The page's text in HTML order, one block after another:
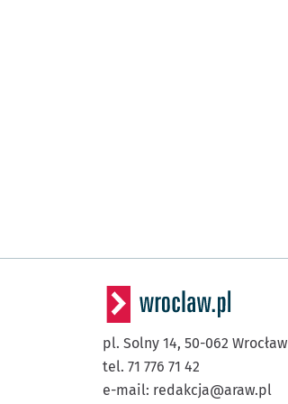
pl. Solny 14, 50-062 Wrocław
tel. 71 776 71 42
e-mail: redakcja@araw.pl